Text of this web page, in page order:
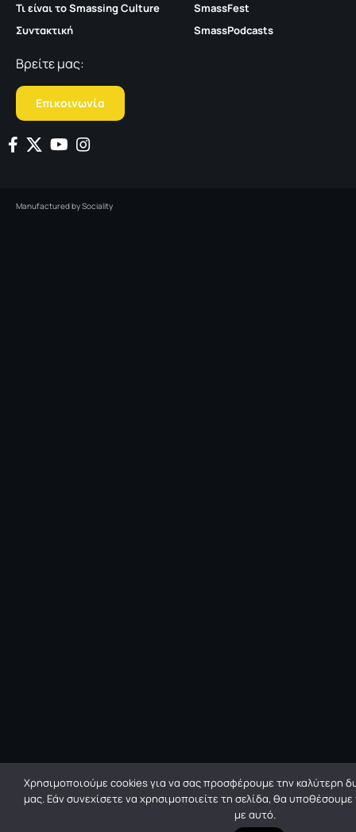
Τι είναι το Smassing Culture
Συντακτική
SmassFest
SmassPodcasts
Βρείτε μας:
Επικοινωνία
Manufactured bySociality
Χρησιμοποιούμε cookies για να σας προσφέρουμε την καλύτερη
μας. Εάν συνεχίσετε να χρησιμοποιείτε τη σελίδα, θα
με αυτό.